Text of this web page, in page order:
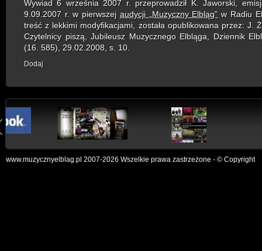
Wywiad 6 września 2007 r. przeprowadził K. Jaworski,
9.09.2007 r. w pierwszej audycji „Muzyczny Elbląg” w Radiu
treść z lekkimi modyfikacjami, została opublikowana przez: J.
Czytelnicy piszą, Jubileusz Muzycznego Elbląga, Dziennik
(16. 585), 29.02.2008, s. 10.
Dodaj
www.muzycznyelblag.pl 2007-2026 Wszelkie prawa zastrzeżone - © Copyright